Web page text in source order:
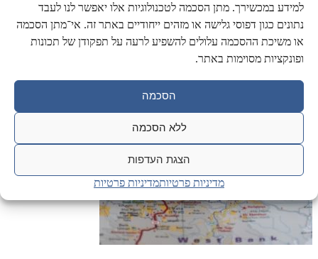
למידע במכשירך. מתן הסכמה לטכנולוגיות אלו יאפשר לנו לעבד
נתונים כגון דפוסי גלישה או מזהים ייחודיים באתר זה. אי־מתן הסכמה
או משיכת ההסכמה עלולים להשפיע לרעה על תפקודן של תכונות
ופונקציות מסוימות באתר.
הסכמה
ללא הסכמה
הצגת העדפות
מדיניות פרטיותמדיניות פרטיות
3000 שנים על ציר זמן מפורט. מתקופת המלוכה ועד הקמת המדינה.